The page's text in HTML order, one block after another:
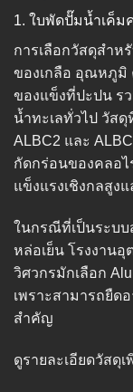
1. ใบพัดปั๊มน้ำเค็ม
การเลือกวัสดุสำ
ของเกลือ อุณหภูมิ
ของแข็งที่ปะปน ร
น้ำทะเลทั่วไป วัส
ALBC2 และ
กัดกร่อนของคลอไ
แข็งแรงเชิงกลสูง
ในกรณีที่เป็นระบบ
หล่อเย็น โรงงาน
วิศวกรมักเลือก
เพราะสามารถยืด
สำคัญ
ดูรายละเอียดวัสดุเ